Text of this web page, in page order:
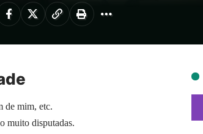
de mim, etc.
muito disputadas.